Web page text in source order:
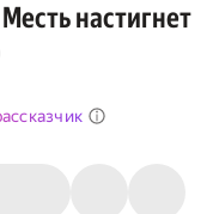
настигнет